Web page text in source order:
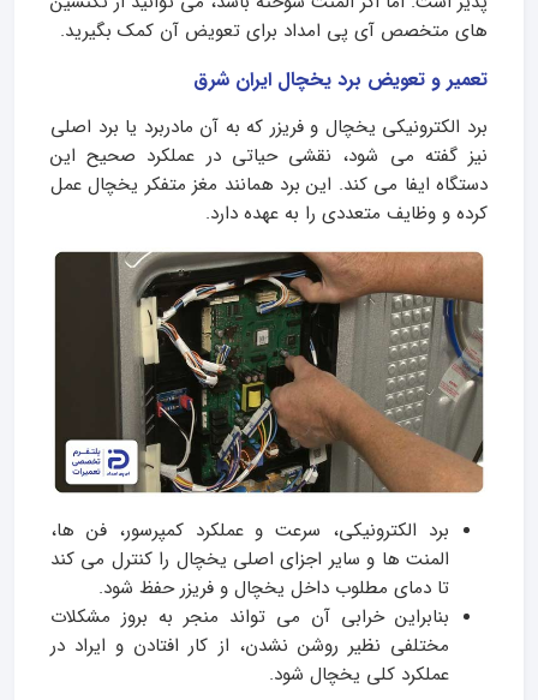
های متخصص آی پی امداد برای تعویض آن کمک بگیرید.
تعمیر و تعویض برد یخچال ایران شرق
برد الکترونیکی یخچال و فریزر که به آن مادربرد یا برد اصلی
نیز گفته می‌ شود، نقشی حیاتی در عملکرد صحیح این
دستگاه ایفا می‌ کند. این برد همانند مغز متفکر یخچال عمل
کرده و وظایف متعددی را به عهده دارد.
برد الکترونیکی، سرعت و عملکرد کمپرسور، فن‌ ها،
المنت‌ ها و سایر اجزای اصلی یخچال را کنترل می‌ کند
تا دمای مطلوب داخل یخچال و فریزر حفظ شود.
بنابراین خرابی آن می‌ تواند منجر به بروز مشکلات
مختلفی نظیر روشن نشدن، از کار افتادن و ایراد در
عملکرد کلی یخچال شود.